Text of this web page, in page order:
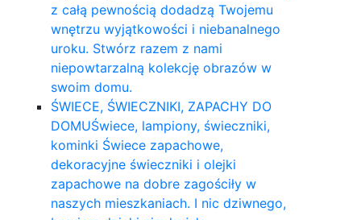
z całą pewnością dodadzą Twojemu
wnętrzu wyjątkowości i niebanalnego
uroku. Stwórz razem z nami
niepowtarzalną kolekcję obrazów w
swoim domu.
ŚWIECE, ŚWIECZNIKI, ZAPACHY DO
DOMUŚwiece, lampiony, świeczniki,
kominki Świece zapachowe,
dekoracyjne świeczniki i olejki
zapachowe na dobre zagościły w
naszych mieszkaniach. I nic dziwnego,